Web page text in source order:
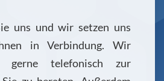
uns und wir setzen uns
in Verbindung. Wir
gerne telefonisch zur